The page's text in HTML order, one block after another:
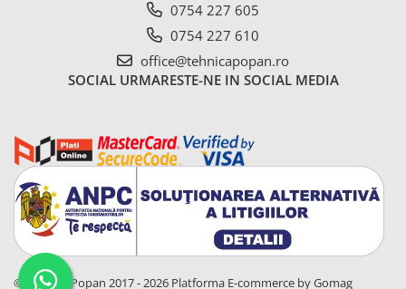
3. Industrie & Atelier
3.1. Aditivi si adjuvanti (spray)
3.2. Vopsele, Spray-uri &
Grunduri
3.2.2. Granit
0754 227 605
0754 227 610
office@tehnicapopan.ro
SOCIAL URMARESTE-NE IN SOCIAL MEDIA
© Tehnica Popan 2017 - 2026 Platforma E-commerce by Gomag